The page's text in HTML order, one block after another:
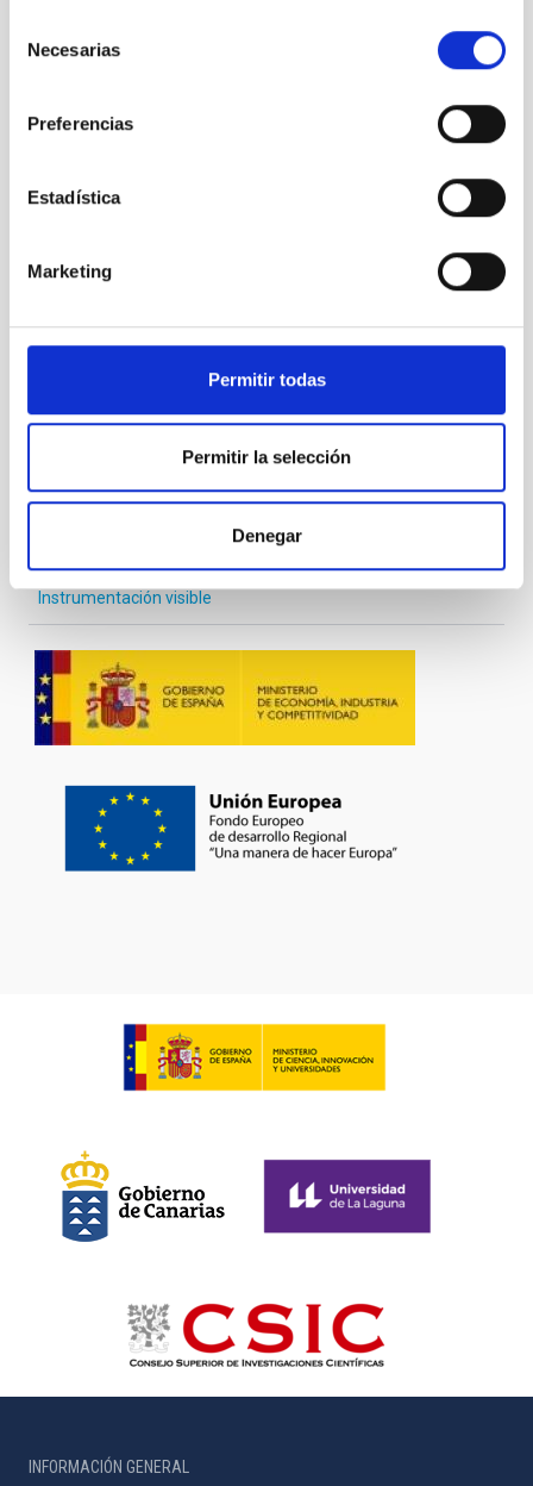
Necesarias
Preferencias
Estadística
Marketing
Permitir todas
Permitir la selección
Denegar
OSIRIS
VIGENCIA
NACIONAL
TIPO DE FINANCIACIÓN
PÚBLICA
Instrumentación visible
INFORMACIÓN GENERAL